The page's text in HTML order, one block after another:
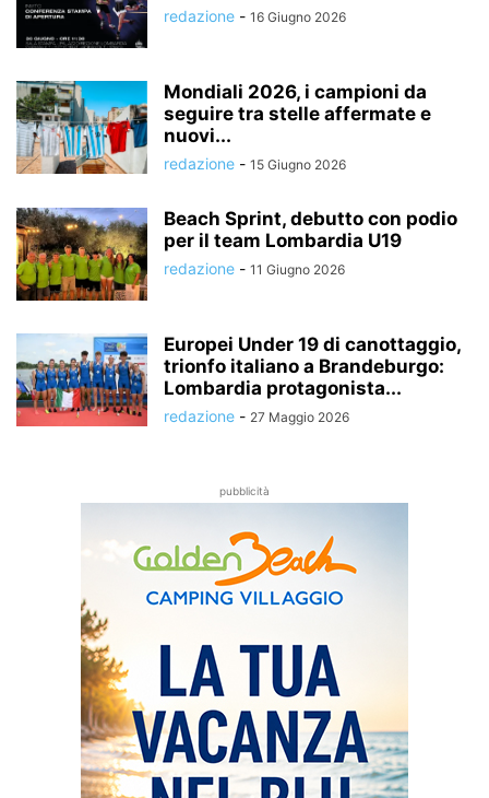
redazione - 16 Giugno 2026
Mondiali 2026, i campioni da
seguire tra stelle affermate e
nuovi...
redazione - 15 Giugno 2026
Beach Sprint, debutto con podio
per il team Lombardia U19
redazione - 11 Giugno 2026
Europei Under 19 di canottaggio,
trionfo italiano a Brandeburgo:
Lombardia protagonista...
redazione - 27 Maggio 2026
pubblicità